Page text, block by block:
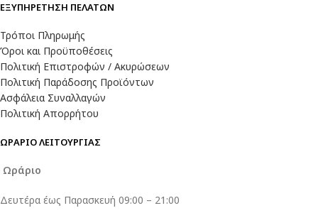
ΕΞΥΠΗΡΕΤΗΣΗ ΠΕΛΑΤΩΝ
Τρόποι Πληρωμής
Όροι και Προϋποθέσεις
Πολιτική Επιστροφών / Ακυρώσεων
Πολιτική Παράδοσης Προϊόντων
Ασφάλεια Συναλλαγών
Πολιτική Απορρήτου
ΩΡΑΡΙΟ ΛΕΙΤΟΥΡΓΙΑΣ
Ωράριο
Δευτέρα έως Παρασκευή 09:00 – 21:00